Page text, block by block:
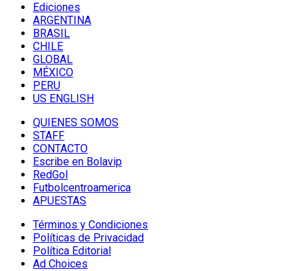
Ediciones
ARGENTINA
BRASIL
CHILE
GLOBAL
MÉXICO
PERU
US ENGLISH
QUIENES SOMOS
STAFF
CONTACTO
Escribe en Bolavip
RedGol
Futbolcentroamerica
APUESTAS
Términos y Condiciones
Políticas de Privacidad
Política Editorial
Ad Choices